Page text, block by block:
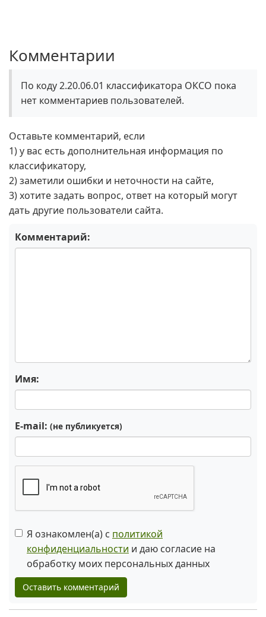
Комментарии
По коду 2.20.06.01 классификатора ОКСО пока
нет комментариев пользователей.
Оставьте комментарий, если
1) у вас есть дополнительная информация по
классификатору,
2) заметили ошибки и неточности на сайте,
3) хотите задать вопрос, ответ на который могут
дать другие пользователи сайта.
Комментарий:
Имя:
E-mail: (не публикуется)
Я ознакомлен(а) с политикой
конфиденциальности и даю согласие на
обработку моих персональных данных
Оставить комментарий